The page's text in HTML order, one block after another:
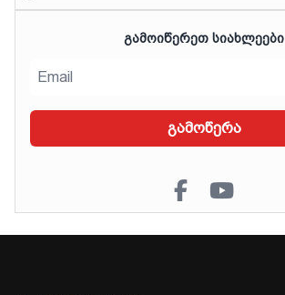
ᲒᲐᲛᲝᲘᲬᲔᲠᲔᲗ ᲡᲘᲐᲮᲚᲔᲔᲑᲘ
გამოწერა